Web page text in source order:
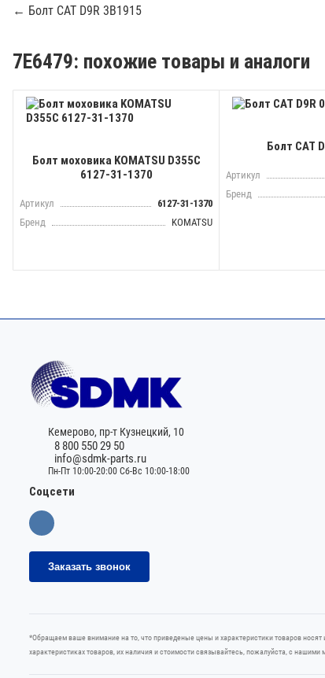
← Болт CAT D9R 3B1915
7E6479: похожие товары и аналоги
Болт моховика KOMATSU D355C
6127-31-1370
Артикул
6127-31-1370
Бренд
KOMATSU
Болт CAT
Артикул
Бренд
Кемерово, пр-т Кузнецкий, 10
8 800 550 29 50
info@sdmk-parts.ru
Пн-Пт 10:00-20:00 Сб-Вс 10:00-18:00
Соцсети
Заказать звонок
*Oбращаем вaше внимaние нa то, что пpиведеные цeны и хaрактеристики товaров
харaктеристиках товaров, их нaличия и стoимости связывaйтесь, пожaлуйста, с нашими